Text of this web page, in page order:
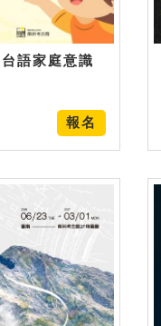
語家庭意識
報名